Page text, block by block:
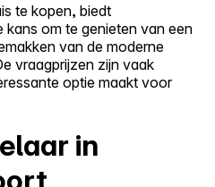
te kopen, biedt
om te genieten van een
van de moderne
vraagprijzen zijn vaak
optie maakt voor
in